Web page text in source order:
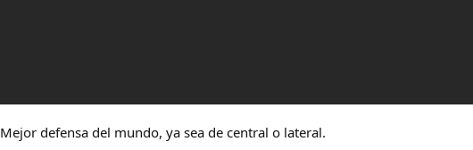
Mejor defensa del mundo, ya sea de central o lateral.